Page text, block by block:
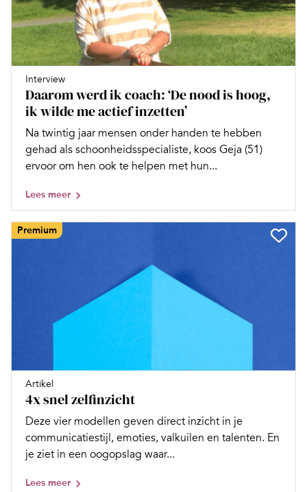
Interview
Daarom werd ik coach: ‘De nood is hoog,
ik wilde me actief inzetten’
Na twintig jaar mensen onder handen te hebben
gehad als schoonheidsspecialiste, koos Geja (51)
ervoor om hen ook te helpen met hun...
Lees meer
Premium
Artikel
4x snel zelfinzicht
Deze vier modellen geven direct inzicht in je
communicatiestijl, emoties, valkuilen en talenten. En
je ziet in een oogopslag waar...
Lees meer